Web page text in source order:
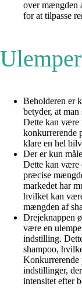
over mængden
for at tilpasse
Ulemper
Beholderen er
betyder, at
Dette kan være
konkurrerende
klare en hel
Der er kun
Dette kan være
præcise
markedet har
hvilket kan
mængden af
Drejeknappen
være en
indstilling.
shampoo,
Konkurrerende
indstillinger,
intensitet efter